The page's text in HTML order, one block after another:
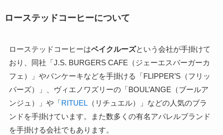
ローステッドコーヒーについて
ローステッドコーヒーはベイクルーズという会社が手掛けて
おり、同社「J.S. BURGERS CAFE（ジェーエスバーガーカ
フェ）」やパンケーキなどを手掛ける「FLIPPER’S（フリッ
パーズ）」、ヴィエノワズリーの「BOUL’ANGE（ブールア
ンジュ）」や「RITUEL（リチュエル）」などの人気のブラ
ンドを手掛けています。また数多くの有名アパレルブランド
を手掛ける会社でもあります。